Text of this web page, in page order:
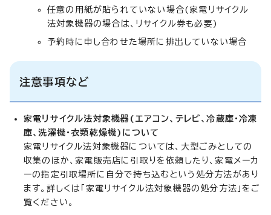
任意の用紙が貼られていない場合(家電リサイクル
法対象機器の場合は、リサイクル券も必要)
予約時に申し合わせた場所に排出していない場合
注意事項など
家電リサイクル法対象機器(エアコン、テレビ、冷蔵庫・冷凍
庫、洗濯機・衣類乾燥機)について
家電リサイクル法対象機器については、大型ごみとしての
収集のほか、家電販売店に引取りを依頼したり、家電メーカ
ーの指定引取場所に自分で持ち込むという処分方法があり
ます。詳しくは「家電リサイクル法対象機器の処分方法」をご
覧ください。